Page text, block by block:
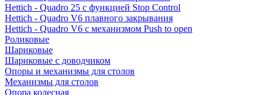
Hettich - Quadro 25 с функцией Stop Control
Hettich - Quadro V6 плавного закрывания
Hettich - Quadro V6 с механизмом Push to open
Роликовые
Шариковые
Шариковые с доводчиком
Опоры и механизмы для столов
Механизмы для столов
Опора колесная